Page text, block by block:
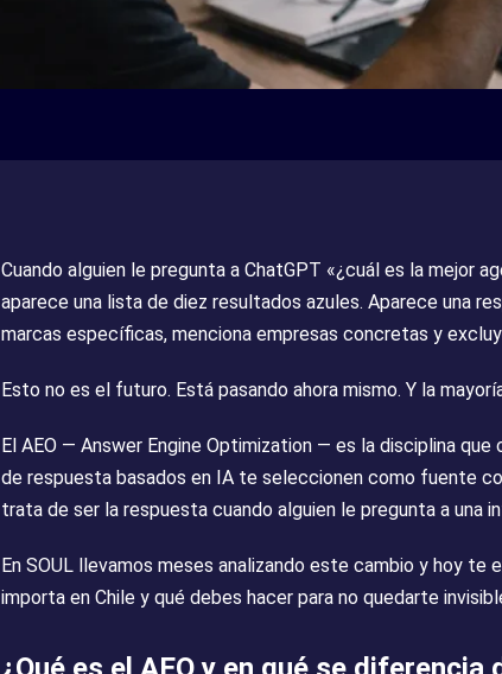
Cuando alguien le pregunta a ChatGPT «¿cuál es la mejor
aparece una lista de diez resultados azules. Aparece una
marcas específicas, menciona empresas concretas y
Esto no es el futuro. Está pasando ahora mismo. Y la
El AEO — Answer Engine Optimization — es la disciplina
de respuesta basados en IA te seleccionen como fuente
trata de ser la respuesta cuando alguien le pregunta a una
En SOUL llevamos meses analizando este cambio y hoy
importa en Chile y qué debes hacer para no quedarte